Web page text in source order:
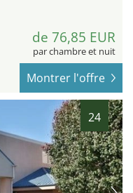
de 76,85 EUR
par chambre et nuit
Montrer l'offre
24